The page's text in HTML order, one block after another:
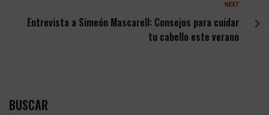
NEXT
Entrevista a Simeón Mascarell: Consejos para cuidar
tu cabello este verano
BUSCAR